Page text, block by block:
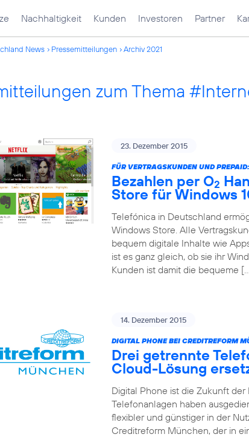
Nachhaltigkeit Kunden Investoren Partner
News Pressemitteilungen Archiv 2021
zum Thema
23. Dezember 2015
FÜR VERTRAGSKUNDEN UND PREPAID:
Bezahlen per O2
Store für Windows
Telefónica in Deutschland
Windows Store. Alle
bequem digitale Inhalte wie
ist es ganz gleich, ob sie ihr
Kunden ist damit die bequeme
14. Dezember 2015
DIGITAL PHONE BEI CREDITREFORM
Drei getrennte
Cloud-Lösung
Digital Phone ist die Zukunft
Telefonanlagen haben
flexibler und günstiger in der
Creditreform München, der in